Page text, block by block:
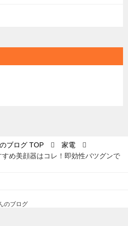
ブログ TOP
家電
め美顔器はコレ！即効性バツグンで
のブログ